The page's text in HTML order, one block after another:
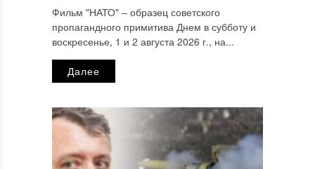
Фильм "НАТО" ‒ образец советского
пропагандного примитива Днем в субботу и
воскресенье, 1 и 2 августа 2026 г., на...
Далее